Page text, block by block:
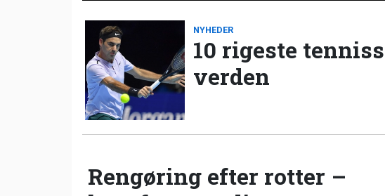
NYHEDER
10 rigeste
verden
Rengøring efter rotter –